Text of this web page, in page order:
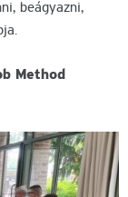
beágyazni,
Method